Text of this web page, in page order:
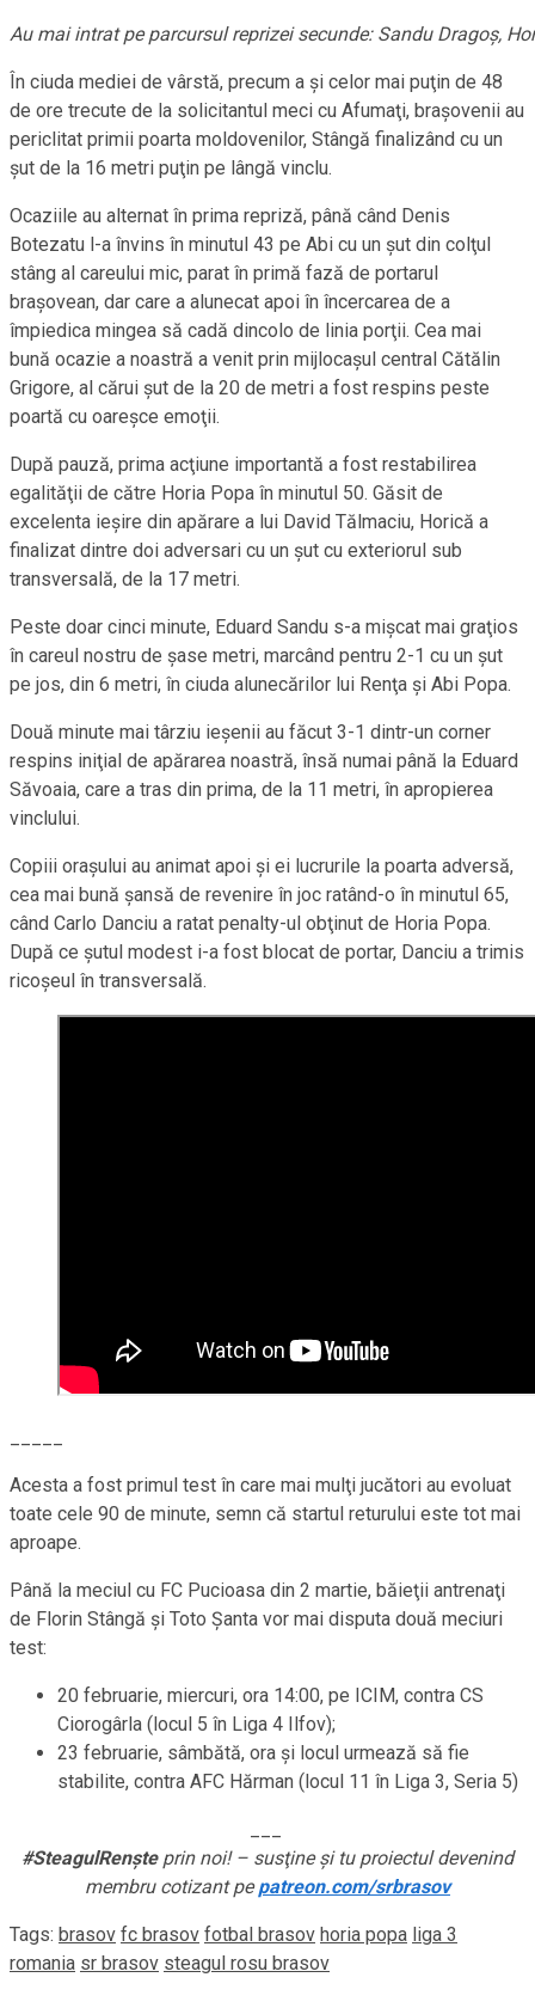
Au mai intrat pe parcursul reprizei secunde: Sandu Dragoş,
În ciuda mediei de vârstă, precum a şi celor mai puţin de 48
de ore trecute de la solicitantul meci cu Afumaţi, braşovenii au
periclitat primii poarta moldovenilor, Stângă finalizând cu un
şut de la 16 metri puţin pe lângă vinclu.
Ocaziile au alternat în prima repriză, până când Denis
Botezatu l-a învins în minutul 43 pe Abi cu un şut din colţul
stâng al careului mic, parat în primă fază de portarul
braşovean, dar care a alunecat apoi în încercarea de a
împiedica mingea să cadă dincolo de linia porţii. Cea mai
bună ocazie a noastră a venit prin mijlocaşul central Cătălin
Grigore, al cărui şut de la 20 de metri a fost respins peste
poartă cu oareşce emoţii.
După pauză, prima acţiune importantă a fost restabilirea
egalităţii de către Horia Popa în minutul 50. Găsit de
excelenta ieşire din apărare a lui David Tălmaciu, Horică a
finalizat dintre doi adversari cu un şut cu exteriorul sub
transversală, de la 17 metri.
Peste doar cinci minute, Eduard Sandu s-a mişcat mai graţios
în careul nostru de şase metri, marcând pentru 2-1 cu un şut
pe jos, din 6 metri, în ciuda alunecărilor lui Renţa şi Abi Popa.
Două minute mai târziu ieşenii au făcut 3-1 dintr-un corner
respins iniţial de apărarea noastră, însă numai până la Eduard
Săvoaia, care a tras din prima, de la 11 metri, în apropierea
vinclului.
Copiii oraşului au animat apoi şi ei lucrurile la poarta adversă,
cea mai bună şansă de revenire în joc ratând-o în minutul 65,
când Carlo Danciu a ratat penalty-ul obţinut de Horia Popa.
După ce şutul modest i-a fost blocat de portar, Danciu a trimis
ricoşeul în transversală.
Acesta a fost primul test în care mai mulţi jucători au evoluat
toate cele 90 de minute, semn că startul returului este tot mai
aproape.
Până la meciul cu FC Pucioasa din 2 martie, băieţii antrenaţi
de Florin Stângă şi Toto Şanta vor mai disputa două meciuri
test:
20 februarie, miercuri, ora 14:00, pe ICIM, contra CS
Ciorogârla (locul 5 în Liga 4 Ilfov);
23 februarie, sâmbătă, ora şi locul urmează să fie
stabilite, contra AFC Hărman (locul 11 în Liga 3, Seria 5)
#SteagulRenşte prin noi! – susţine şi tu proiectul devenind
membru cotizant pepatreon.com/srbrasov
Tags: brasov fc brasov fotbal brasov horia popa liga 3
romania sr brasov steagul rosu brasov